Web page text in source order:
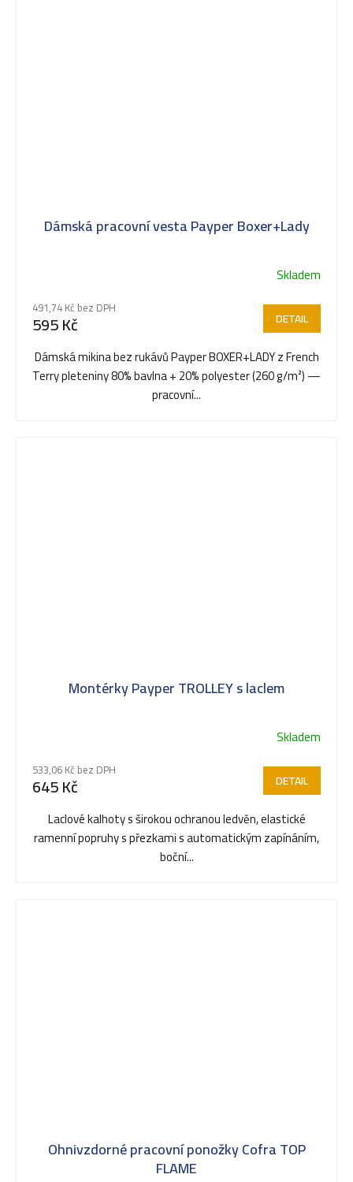
Dámská pracovní vesta Payper Boxer+Lady
hodnocení
produktu
je
5,0
z
Skladem
491,74 Kč bez DPH
595 Kč DETAIL
Dámská mikina bez rukávů Payper BOXER+LADY z French
Terry pleteniny 80% bavlna + 20% polyester (260 g/m²) —
pracovní...
Montérky Payper TROLLEY s laclem
produktu
je
z
Skladem
533,06 Kč bez DPH
645 Kč DETAIL
Laclové kalhoty s širokou ochranou ledvěn, elastické
ramenní popruhy s přezkami s automatickým zapínáním,
boční...
Ohnivzdorné pracovní ponožky Cofra TOP
FLAME